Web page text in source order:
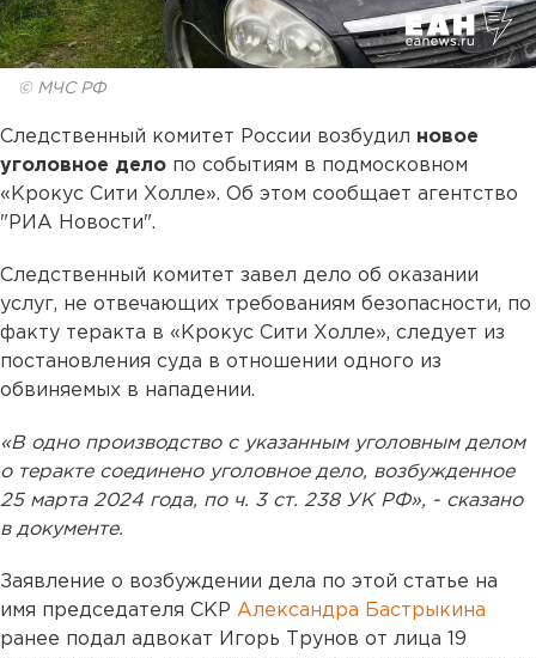
© МЧС РФ
Следственный комитет России возбудил новое
уголовное дело по событиям в подмосковном
«Крокус Сити Холле». Об этом сообщает агентство
"РИА Новости".
Следственный комитет завел дело об оказании
услуг, не отвечающих требованиям безопасности, по
факту теракта в «Крокус Сити Холле», следует из
постановления суда в отношении одного из
обвиняемых в нападении.
«В одно производство с указанным уголовным делом
о теракте соединено уголовное дело, возбужденное
25 марта 2024 года, по ч. 3 ст. 238 УК РФ», - сказано
в документе.
Заявление о возбуждении дела по этой статье на
имя председателя СКР Александра Бастрыкина
ранее подал адвокат Игорь Трунов от лица 19